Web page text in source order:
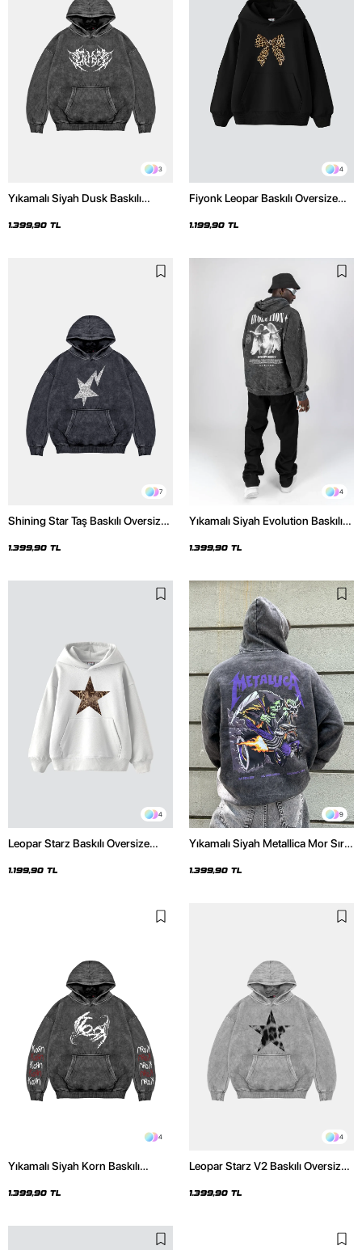
3
Yıkamalı Siyah Dusk Baskılı
1.399,90 TL
4
Fiyonk Leopar Baskılı Oversize
1.199,90 TL
7
Shining Star Taş Baskılı Oversize
Hoodie
1.399,90 TL
4
Yıkamalı Siyah Evolution Baskılı
Hoodie
1.399,90 TL
4
Leopar Starz Baskılı Oversize
1.199,90 TL
9
Yıkamalı Siyah Metallica Mor Sırt
Hoodie
1.399,90 TL
4
Yıkamalı Siyah Korn Baskılı
1.399,90 TL
4
Leopar Starz V2 Baskılı Oversize
Hoodie
1.399,90 TL